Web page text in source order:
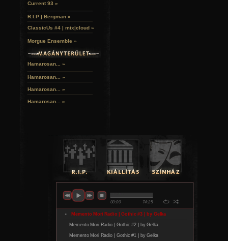
Current 93 »
R.I.P | Bergman »
ClassicUs #4 | mix|cloud »
Morgue Ensemble »
Hamarosan... »
Hamarosan... »
Hamarosan... »
Hamarosan... »